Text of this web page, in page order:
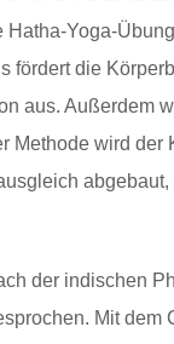
Yoga-
fördert die
aus. Außerdem
Methode wird
der indischen
Mit dem